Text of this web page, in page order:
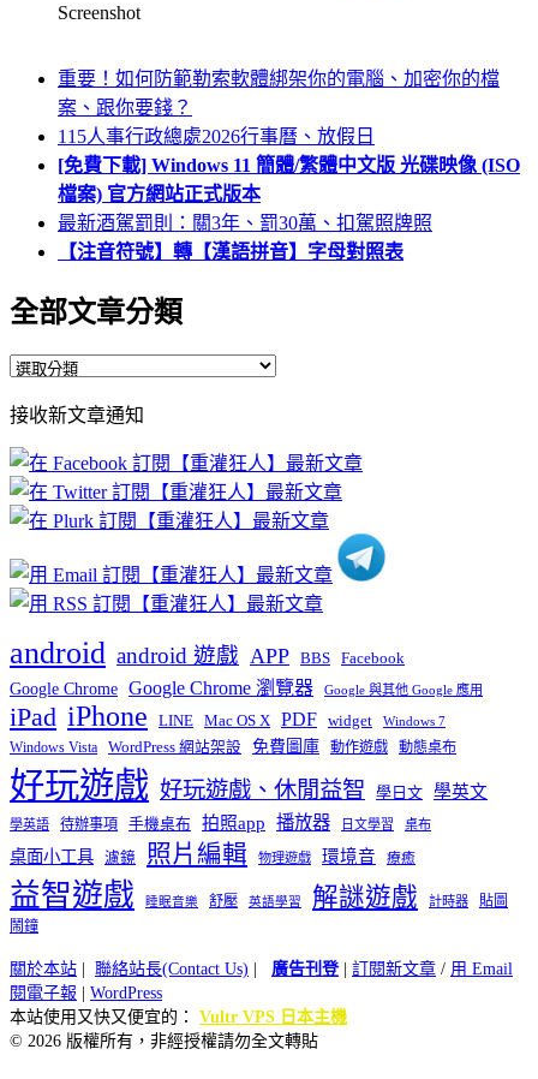
Screenshot
重要！如何防範勒索軟體綁架你的電腦、加密你的檔
案、跟你要錢？
115人事行政總處2026行事曆、放假日
[免費下載] Windows 11 簡體/繁體中文版 光碟映像 (ISO
檔案) 官方網站正式版本
最新酒駕罰則：關3年、罰30萬、扣駕照牌照
【注音符號】轉【漢語拼音】字母對照表
全部文章分類
全
文
章
分
類
接收新文章通知
android android 遊戲 APP BBS Facebook
Google Chrome Google Chrome 瀏覽器 Google 與其他 Google 應用
iPad iPhone LINE Mac OS X PDF widget Windows 7
Windows Vista WordPress 網站架設 免費圖庫 動作遊戲 動態桌布
好玩遊戲 好玩遊戲、休閒益智 學日文 學英文
學英語 待辦事項 手機桌布 拍照app 播放器 日文學習 桌布
桌面小工具 濾鏡 照片編輯 物理遊戲 環境音 療癒
益智遊戲 睡眠音樂 舒壓 英語學習 解謎遊戲 計時器
貼圖
鬧鐘
關於本站 | 聯絡站長(Contact Us) | 廣告刊登| 訂閱新文章 / 用 Email
閱電子報 | WordPress
本站使用又快又便宜的： Vultr VPS 日本主機
© 2026 版權所有，非經授權請勿全文轉貼